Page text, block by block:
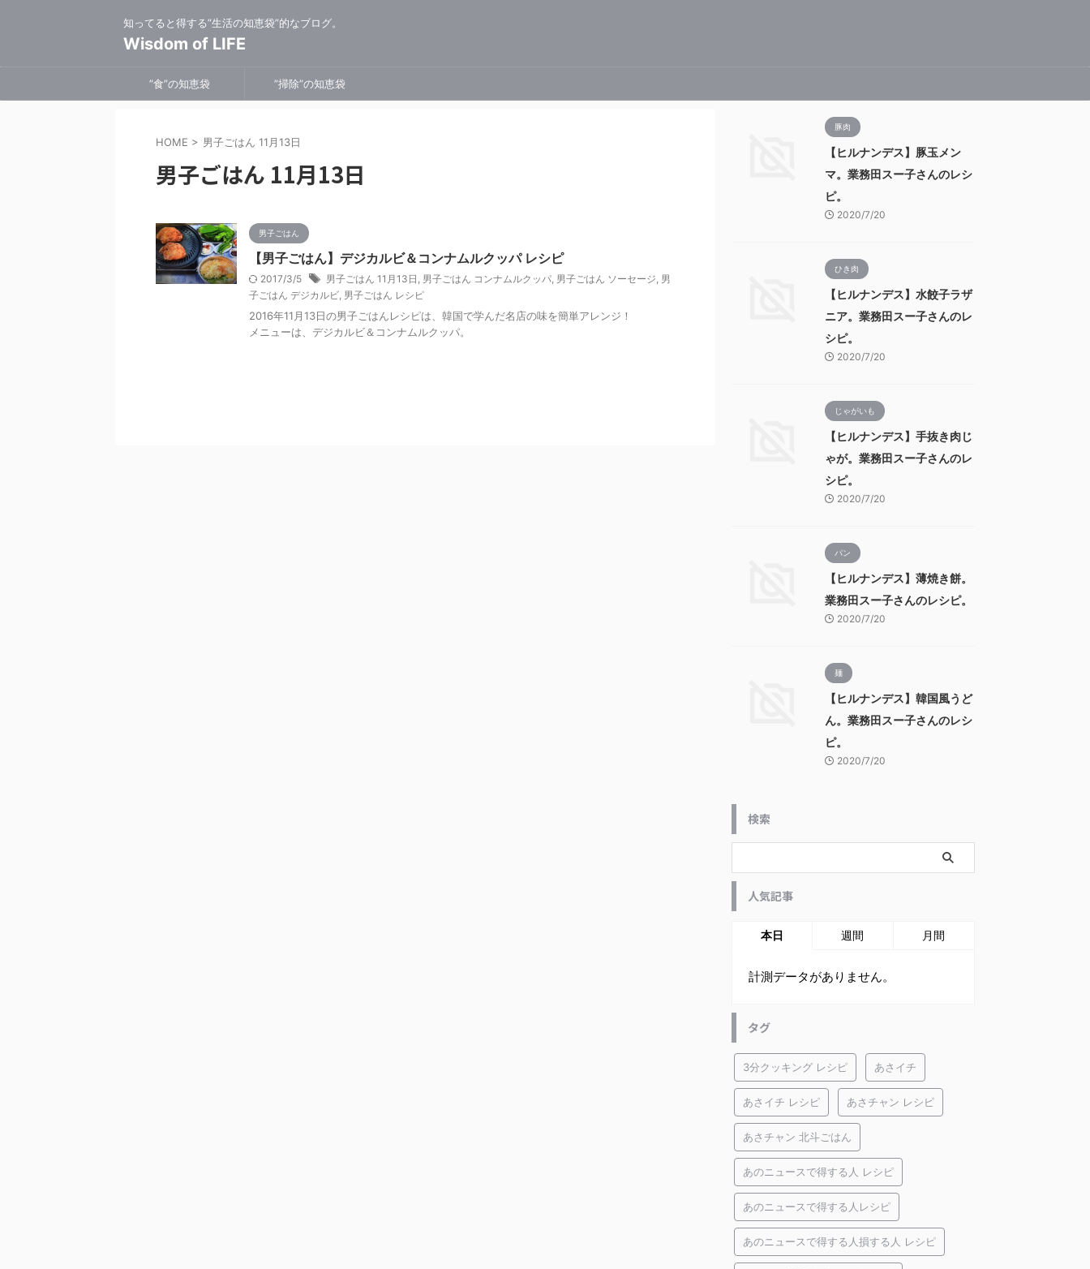
知ってると得する”生活の知恵袋”的なブログ。
Wisdom of LIFE
”食”の知恵袋 ”掃除”の知恵袋
HOME > 男子ごはん 11月13日
男子ごはん 11月13日
男子ごはん
【男子ごはん】デジカルビ＆コンナムルクッパ レシピ
2017/3/5 男子ごはん 11月13日 , 男子ごはん コンナムルクッパ, 男子ごはん ソーセージ, 男
子ごはん デジカルビ, 男子ごはん レシピ
2016年11月13日の男子ごはんレシピは、韓国で学んだ名店の味を簡単アレンジ！
メニューは、デジカルビ＆コンナムルクッパ。
豚肉
【ヒルナンデス】豚玉メン
マ。業務田スー子さんのレシ
ピ。
2020/7/20
ひき肉
【ヒルナンデス】水餃子ラザ
ニア。業務田スー子さんのレ
シピ。
2020/7/20
じゃがいも
【ヒルナンデス】手抜き肉じ
ゃが。業務田スー子さんのレ
シピ。
2020/7/20
パン
【ヒルナンデス】薄焼き餅。
業務田スー子さんのレシピ。
2020/7/20
麺
【ヒルナンデス】韓国風うど
ん。業務田スー子さんのレシ
ピ。
2020/7/20
検索
人気記事
本日 週間 月間
計測データがありません。
タグ
3分クッキング レシピ あさイチ
あさイチ レシピ あさチャン レシピ
あさチャン 北斗ごはん
あのニュースで得する人 レシピ
あのニュースで得する人レシピ
あのニュースで得する人損する人 レシピ